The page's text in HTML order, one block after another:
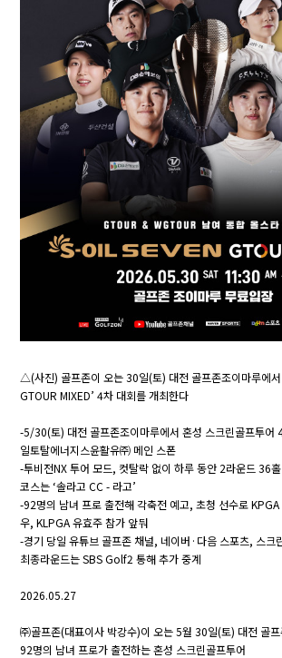
△(사진) 골프존이 오는 30일(토) 대전 골프존조이마루에
GTOUR MIXED’ 4차 대회를 개최한다
-5/30(토) 대전 골프존조이마루에서 혼성 스크린골프투어
일토탈에너지스윤활유㈜ 메인 스폰
-투비전NX 투어 모드, 컷탈락 없이 하루 동안 2라운드 36
코스는 ‘솔라고 CC - 라고’
-92명의 남녀 프로 출전해 각축전 예고, 초청 선수로
우, KLPGA 유효주 참가 앞둬
-경기 당일 유튜브 골프존 채널, 네이버·다음 스포츠, 스크
최종라운드는 SBS Golf2 통해 추가 중계
2026.05.27
㈜골프존(대표이사 박강수)이 오는 5월 30일(토) 대전 골
92명의 남녀 프로가 출전하는 혼성 스크린골프투어